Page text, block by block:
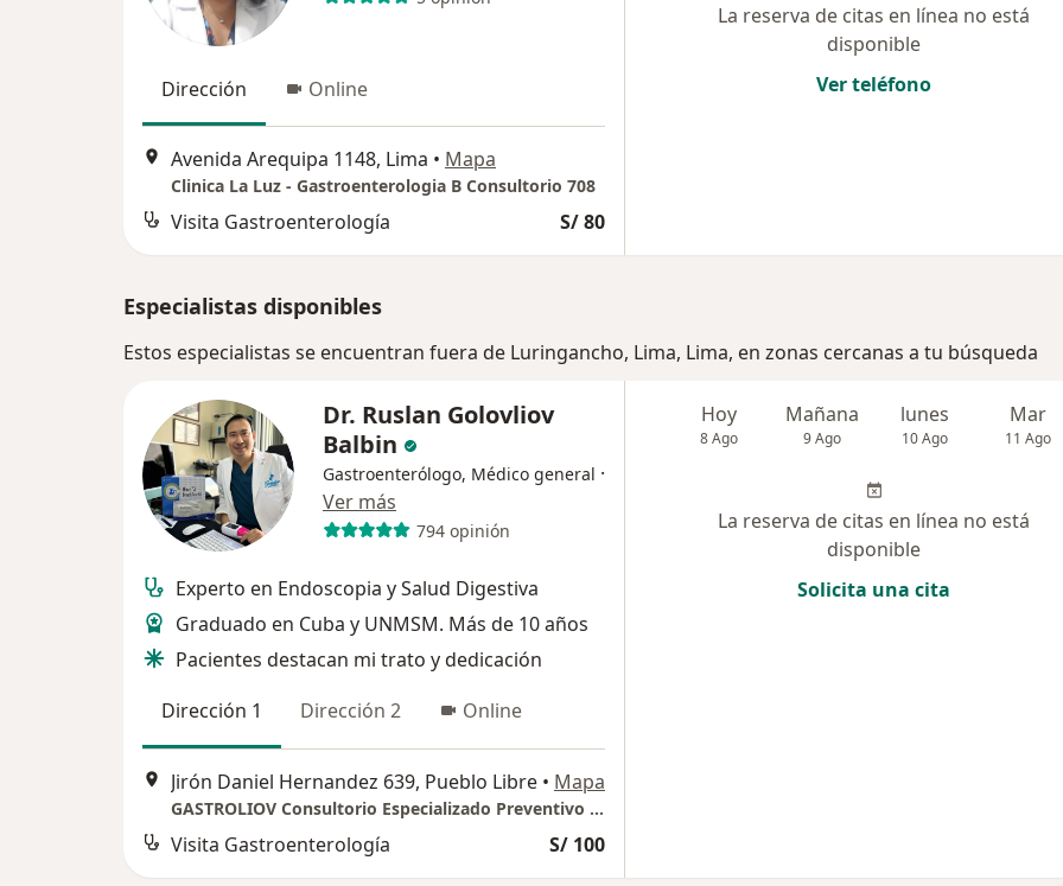
Dirección Online
Avenida Arequipa 1148, Lima • Mapa
Clinica La Luz - Gastroenterologia B Consultorio 708
Visita Gastroenterología S/ 80
La reserva de citas en línea no está
disponible
Ver teléfono
Especialistas disponibles
Estos especialistas se encuentran fuera de Luringancho, Lima, Lima, en zonas cercanas a tu búsqueda
Dr. Ruslan Golovliov
Balbin
Gastroenterólogo, Médico general ·
Ver más
794 opinión
Experto en Endoscopia y Salud Digestiva
Graduado en Cuba y UNMSM. Más de 10 años
Pacientes destacan mi trato y dedicación
Dirección 1
Dirección 2 Online
Jirón Daniel Hernandez 639, Pueblo Libre • Mapa
GASTROLIOV Consultorio Especializado Preventivo Gastroenterologico
Visita Gastroenterología S/ 100
Hoy
8 Ago
Mañana
9 Ago
lunes
10 Ago
Mar
11 Ago
La reserva de citas en línea no está
disponible
Solicita una cita